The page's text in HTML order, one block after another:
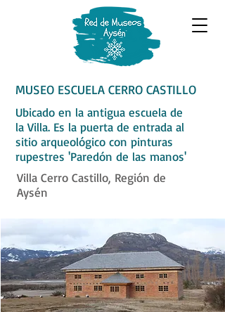
MUSEO ESCUELA CERRO CASTILLO
Ubicado en la antigua escuela de
la Villa. Es la puerta de entrada al
sitio arqueológico con pinturas
rupestres 'Paredón de las manos'
Villa Cerro Castillo, Región de
Aysén